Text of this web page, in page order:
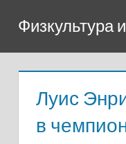
содержимому
Физкультура
Луис
в